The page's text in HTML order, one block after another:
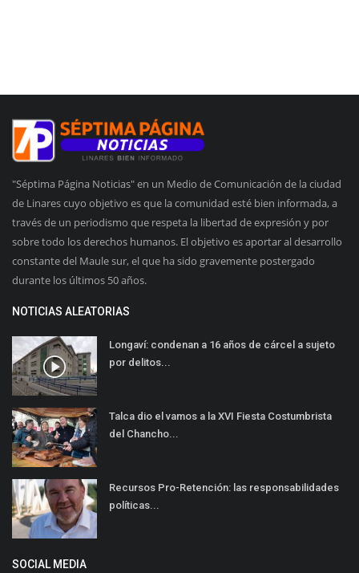
"Séptima Página Noticias" en un Medio de Comunicación de la ciudad
de Linares cuyo objetivo es que la comunidad esté bien informada, a
través de un periodismo que respeta la libertad de expresión y por
sobre todo los derechos humanos. El objetivo es aportar al desarrollo
constante del Maule sur, el que ha sido gravemente postergado
durante los últimos 50 años.
NOTICIAS ALEATORIAS
Longaví: condenan a 16 años de cárcel a sujeto
por delitos...
Talca dio el vamos a la XVI Fiesta Costumbrista
del Chancho...
Recursos Pro-Retención: las responsabilidades
políticas...
SOCIAL MEDIA